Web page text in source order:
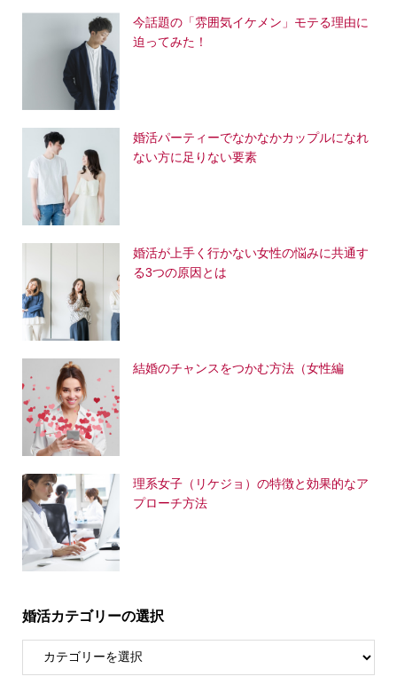
今話題の「雰囲気イケメン」モテる理由に
迫ってみた！
婚活パーティーでなかなかカップルになれ
ない方に足りない要素
婚活が上手く行かない女性の悩みに共通す
る3つの原因とは
結婚のチャンスをつかむ方法（女性編
理系女子（リケジョ）の特徴と効果的なア
プローチ方法
婚活カテゴリーの選択